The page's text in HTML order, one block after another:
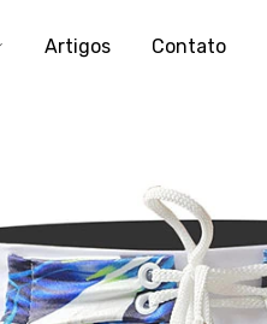
Artigos Contato